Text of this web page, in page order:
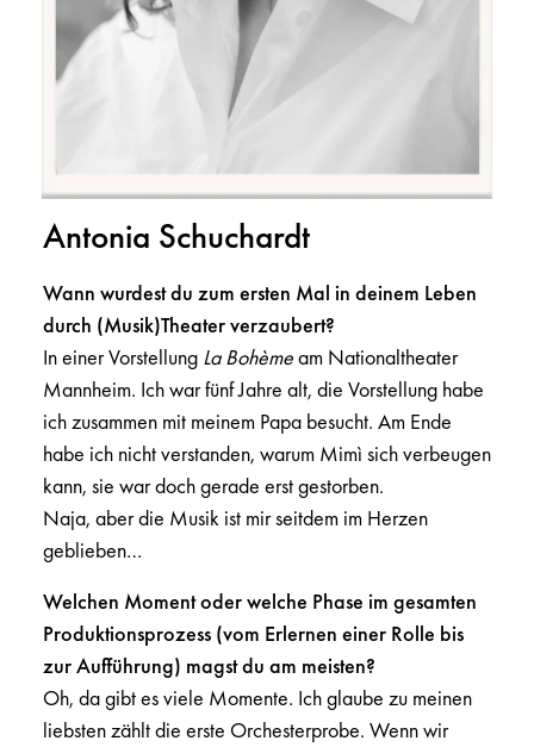
Antonia Schuchardt
Wann wurdest du zum ersten Mal in deinem Leben
durch (Musik)Theater verzaubert?
In einer Vorstellung La Bohèmeam Nationaltheater
Mannheim. Ich war fünf Jahre alt, die Vorstellung habe
ich zusammen mit meinem Papa besucht. Am Ende
habe ich nicht verstanden, warum Mimì sich verbeugen
kann, sie war doch gerade erst gestorben.
Naja, aber die Musik ist mir seitdem im Herzen
geblieben…
Welchen Moment oder welche Phase im gesamten
Produktionsprozess (vom Erlernen einer Rolle bis
zur Aufführung) magst du am meisten?
Oh, da gibt es viele Momente. Ich glaube zu meinen
liebsten zählt die erste Orchesterprobe. Wenn wir